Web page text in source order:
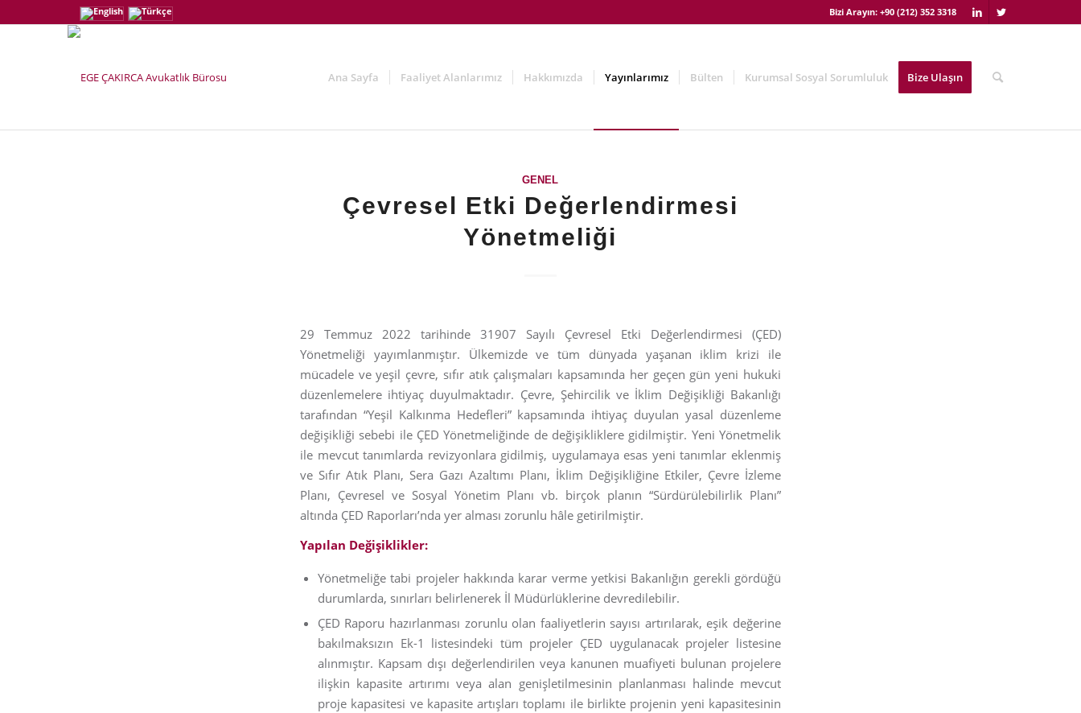
Bizi Arayın: +90 (212) 352 3318
Ana Sayfa Faaliyet Alanlarımız Hakkımızda Yayınlarımız Bülten Kurumsal Sosyal Sorumluluk Bize Ulaşın
GENEL
Çevresel Etki Değerlendirmesi
Yönetmeliği
29 Temmuz 2022 tarihinde 31907 Sayılı Çevresel Etki Değerlendirmesi (ÇED)
Yönetmeliği yayımlanmıştır. Ülkemizde ve tüm dünyada yaşanan iklim krizi ile
mücadele ve yeşil çevre, sıfır atık çalışmaları kapsamında her geçen gün yeni hukuki
düzenlemelere ihtiyaç duyulmaktadır. Çevre, Şehircilik ve İklim Değişikliği Bakanlığı
tarafından “Yeşil Kalkınma Hedefleri” kapsamında ihtiyaç duyulan yasal düzenleme
değişikliği sebebi ile ÇED Yönetmeliğinde de değişikliklere gidilmiştir. Yeni Yönetmelik
ile mevcut tanımlarda revizyonlara gidilmiş, uygulamaya esas yeni tanımlar eklenmiş
ve Sıfır Atık Planı, Sera Gazı Azaltımı Planı, İklim Değişikliğine Etkiler, Çevre İzleme
Planı, Çevresel ve Sosyal Yönetim Planı vb. birçok planın “Sürdürülebilirlik Planı”
altında ÇED Raporları’nda yer alması zorunlu hâle getirilmiştir.
Yapılan Değişiklikler:
Yönetmeliğe tabi projeler hakkında karar verme yetkisi Bakanlığın gerekli gördüğü
durumlarda, sınırları belirlenerek İl Müdürlüklerine devredilebilir.
ÇED Raporu hazırlanması zorunlu olan faaliyetlerin sayısı artırılarak, eşik değerine
bakılmaksızın Ek-1 listesindeki tüm projeler ÇED uygulanacak projeler listesine
alınmıştır. Kapsam dışı değerlendirilen veya kanunen muafiyeti bulunan projelere
ilişkin kapasite artırımı veya alan genişletilmesinin planlanması halinde mevcut
proje kapasitesi ve kapasite artışları toplamı ile birlikte projenin yeni kapasitesinin